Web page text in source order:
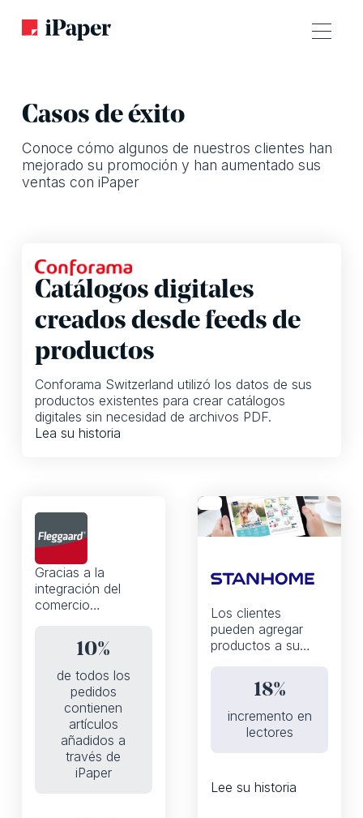
Casos de éxito
Conoce cómo algunos de nuestros clientes han
mejorado su promoción y han aumentado sus
ventas con iPaper
Horizon
Catálogos digitales
creados desde feeds de
productos
Conforama Switzerland utilizó los datos de sus
productos existentes para crear catálogos
digitales sin necesidad de archivos PDF.
Lea su historia
Gracias a la
integración del
comercio
la API de iPaper,
Fleggaard aumentó
del 0 al 10% el
porcentaje de
pedidos que
contienen
productos añadidos
a la cesta desde el
catálogo digital
10%
de todos los
pedidos
contienen
artículos
añadidos a
través de
iPaper
Los clientes
pueden agregar
productos a su
una experiencia de
compra habilitada
para WhatsApp,
pensada para
18%
incremento en
lectores
Lee su historia